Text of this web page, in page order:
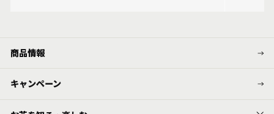
商品情報
キャンペーン